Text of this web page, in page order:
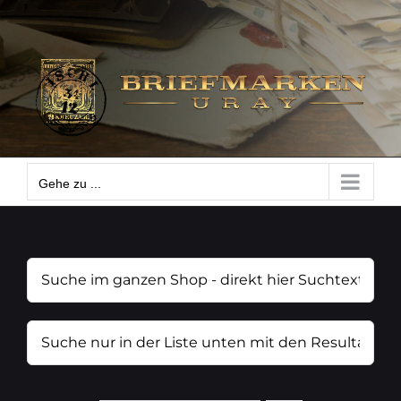
Zum
Inhalt
springen
Gehe zu ...
Gehe zu ...
Suche
im
ganzen
Shop
Suche
nur